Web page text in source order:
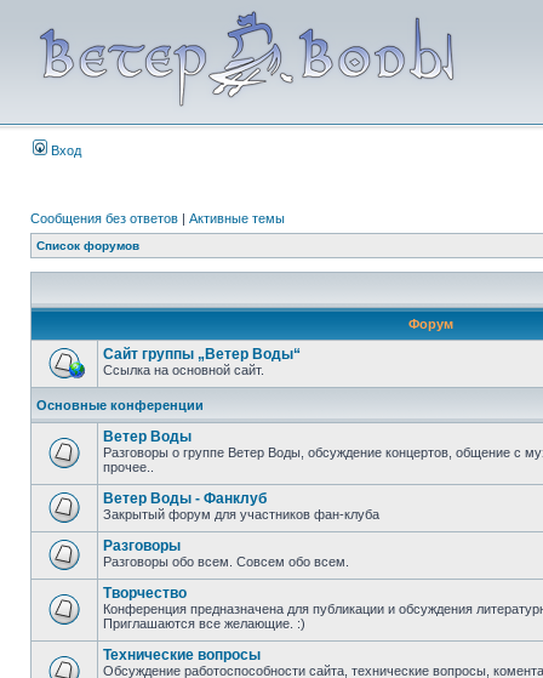
Вход
Сообщения без ответов | Активные темы
Список форумов
Форум
Сайт группы „Ветер Воды“
Ссылка на основной сайт.
Основные конференции
Ветер Воды
Разговоры о группе Ветер Воды, обсуждение концертов, общение с
прочее..
Ветер Воды - Фанклуб
Закрытый форум для участников фан-клуба
Разговоры
Разговоры обо всем. Совсем обо всем.
Творчество
Конференция предназначена для публикации и обсуждения
Приглашаются все желающие. :)
Технические вопросы
Обсуждение работоспособности сайта, технические вопросы,